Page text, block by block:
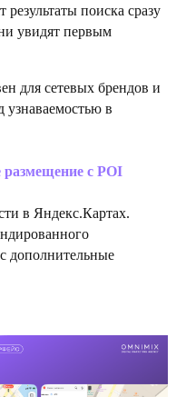
результаты поиска сразу
увидят первым
для сетевых брендов и
узнаваемостью в
размещение с POI
в Яндекс.Картах.
дополнительные